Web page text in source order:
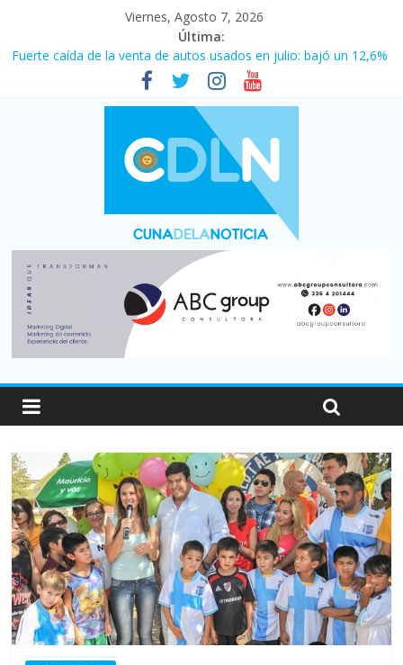
Viernes, Agosto 7, 2026
Última:
Fuerte caída de la venta de autos usados en julio: bajó un 12,6%
Central venció 1 a 0 al River de Coudet en el Monumental
La morosidad alcanzó su nivel más alto en dos décadas y ya
afecta a 400 mil deudores en Santa Fe
Desde que asumió Milei cerraron 41.000 kioscos: el sector
denuncia crisis como en 2001
Vacaciones de invierno con más movimiento y consumo
turístico: 4,6 millones de personas viajaron por el país, un 5,9%